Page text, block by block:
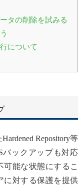
タの削除を試みる
について
Repository等
バックアップも対応
可能な状態にするこ
に対する保護を提供